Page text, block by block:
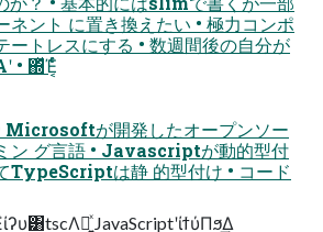
ネント に置き換えたい • 極⼒コンポ
ートレスにする • 数週間後の⾃分が
• ΍ͬͯΈ͔ͨͬͨ
が開発したオープンソー
ン グ⾔語 • Javascriptが動的型付
TypeScriptは静 的型付け • コード
JavaScriptʹίϯύΠϧ͢Δ